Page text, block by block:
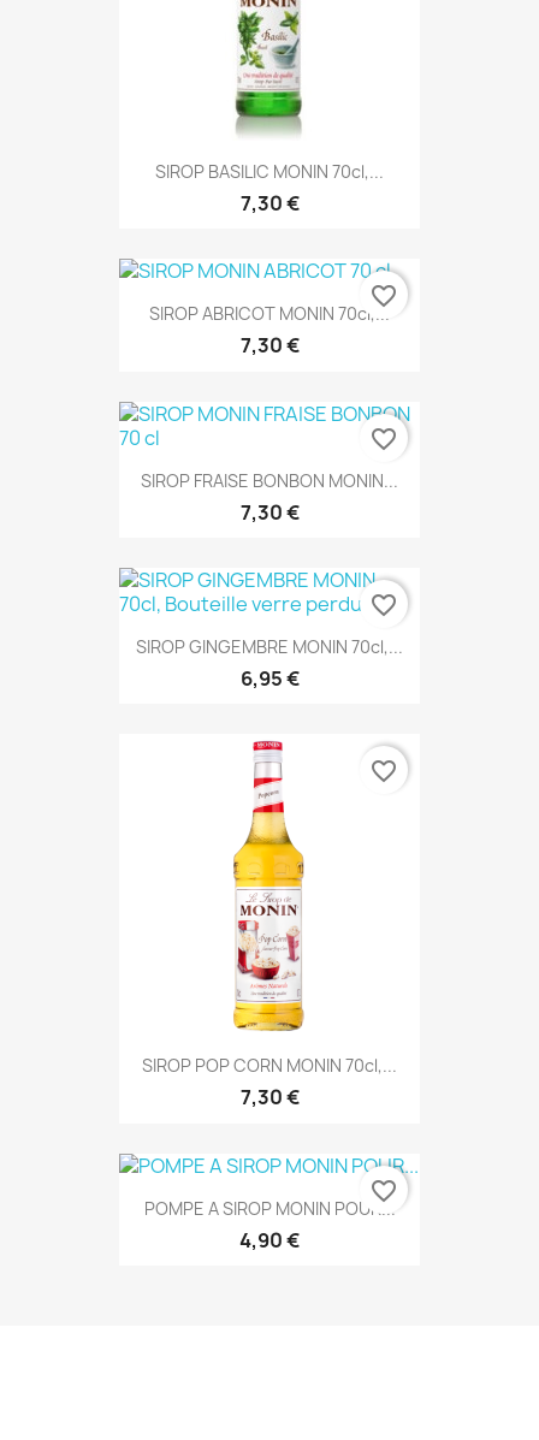
SIROP BASILIC MONIN 70cl,...
7,30 €
SIROP ABRICOT MONIN 70cl,...
7,30 €
favorite_border
SIROP FRAISE BONBON MONIN...
7,30 €
favorite_border
SIROP GINGEMBRE MONIN 70cl,...
6,95 €
favorite_border
SIROP POP CORN MONIN 70cl,...
7,30 €
favorite_border
POMPE A SIROP MONIN POUR...
4,90 €
favorite_border